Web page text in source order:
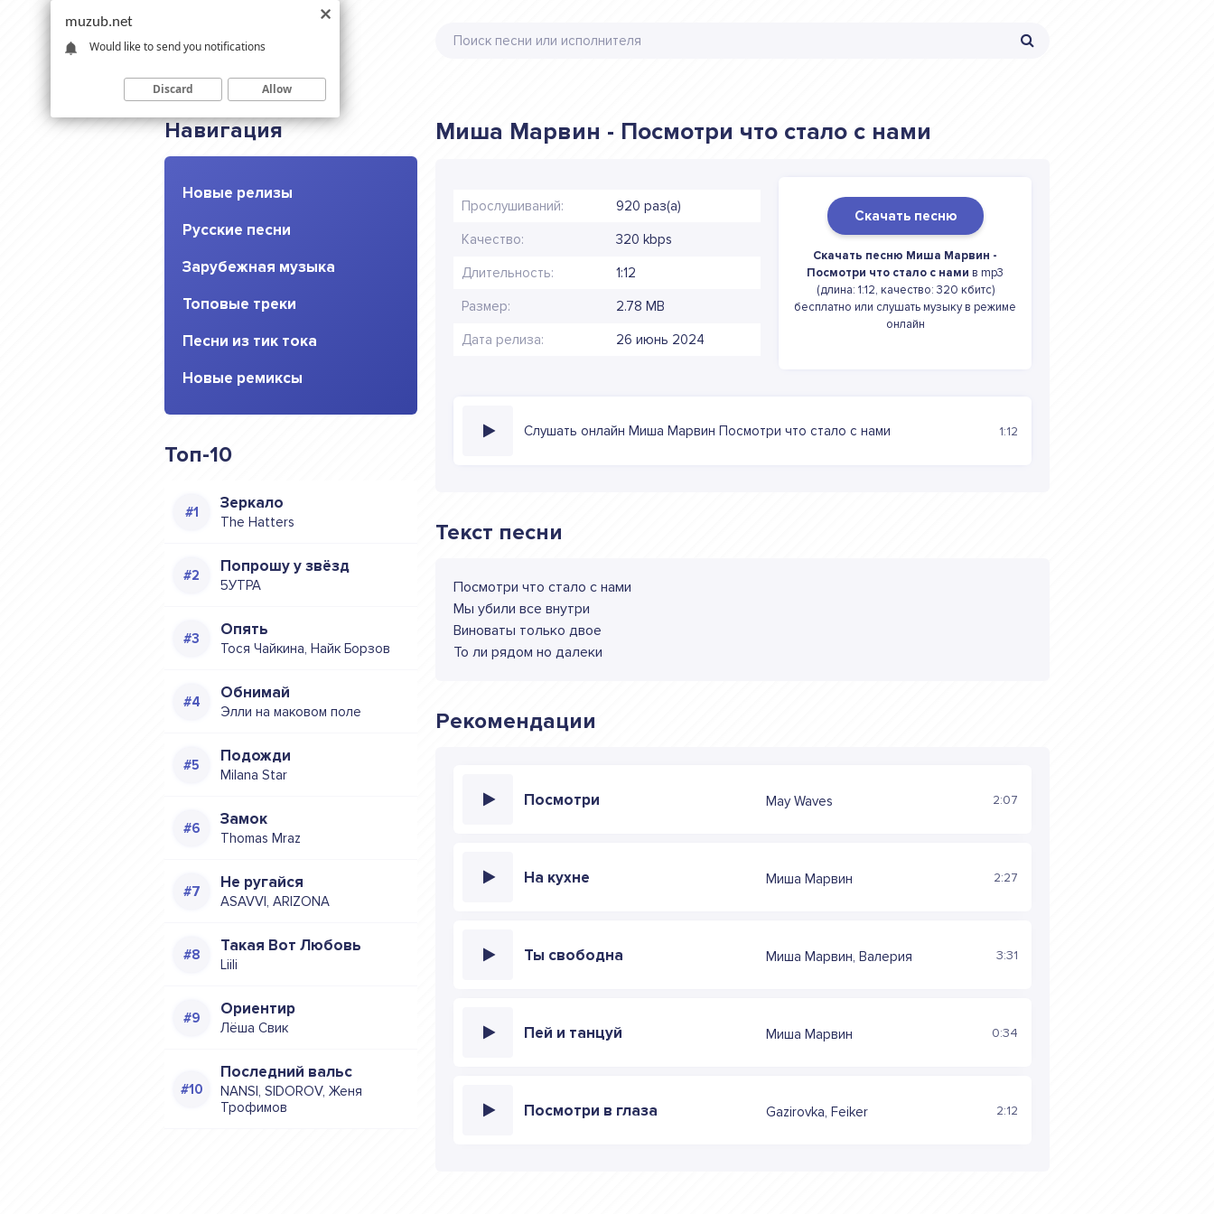
Навигация
Новые релизы
Русские песни
Зарубежная музыка
Топовые треки
Песни из тик тока
Новые ремиксы
Топ-10
Зеркало
The Hatters
Попрошу у звёзд
5УТРА
Опять
Тося Чайкина, Найк Борзов
Обнимай
Элли на маковом поле
Подожди
Milana Star
Замок
Thomas Mraz
Не ругайся
ASAVVI, ARIZONA
Такая Вот Любовь
Liili
Ориентир
Лёша Свик
Последний вальс
NANSI, SIDOROV, Женя
Трофимов
Миша Марвин - Посмотри что стало с нами
Прослушиваний: 920 раз(а)
Качество: 320 kbps
Длительность: 1:12
Размер: 2.78 MB
Дата релиза: 26 июнь 2024
Скачать песню
Скачать песню Миша Марвин -
Посмотри что стало с нами в mp3
(длина: 1:12, качество: 320 кбитс)
бесплатно или слушать музыку в режиме
онлайн
Слушать онлайн Миша Марвин Посмотри что стало с нами 1:12
Текст песни
Посмотри что стало с нами
Мы убили все внутри
Виноваты только двое
То ли рядом но далеки
Рекомендации
Посмотри May Waves 2:07
На кухне Миша Марвин 2:27
Ты свободна Миша Марвин, Валерия 3:31
Пей и танцуй Миша Марвин 0:34
Посмотри в глаза Gazirovka, Feiker 2:12
muzub.net
Would like to send you notifications
Discard Allow